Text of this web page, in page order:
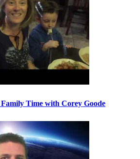
Time with Corey Goode